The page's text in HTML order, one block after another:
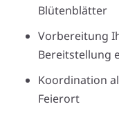
Blütenblätter
Vorbereitung
Bereitstellung
Koordination
Feierort